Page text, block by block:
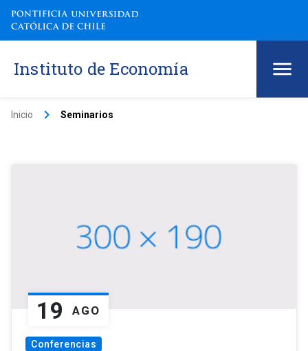
Instituto de Economía
Inicio keyboard_arrow_right Seminarios
19 AGO
Conferencias